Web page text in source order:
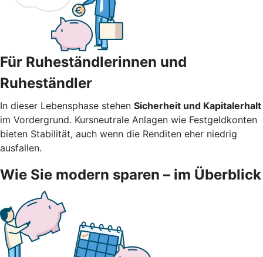
Für Ruheständlerinnen und
Ruheständler
In dieser Lebensphase stehen Sicherheit und Kapitalerhalt
im Vordergrund. Kursneutrale Anlagen wie Festgeldkonten
bieten Stabilität, auch wenn die Renditen eher niedrig
ausfallen.
Wie Sie modern sparen – im Überblick